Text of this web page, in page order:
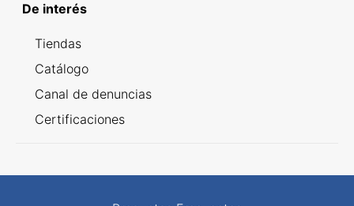
De interés
Tiendas
Catálogo
Canal de denuncias
Certificaciones